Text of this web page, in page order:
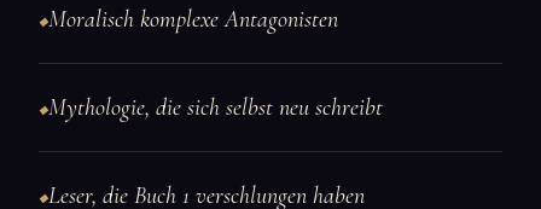
◆Moralisch komplexe Antagonisten
◆Mythologie, die sich selbst neu schreibt
◆Leser, die Buch 1 verschlungen haben